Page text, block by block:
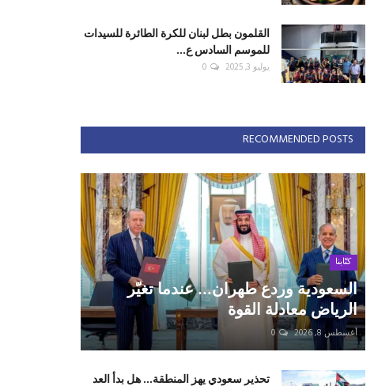
القلمون بطل لبنان للكرة الطائرة للسيدات
للموسم السادس ع...
يوليو 3, 2025 0
RECOMMENDED POSTS
كتّابنا
السعودية وردع طهران... عندما تغيّر
الرياض معادلة القوة
أغسطس 8, 2026 0
تحذير سعودي يهز المنطقة... هل بدأ العد